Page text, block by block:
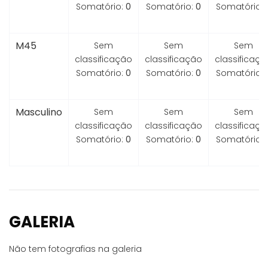
Somatório: 0
Somatório: 0
Somatório:
M45
Sem
classificação
Somatório: 0
Sem
classificação
Somatório: 0
Sem
Somatório:
Masculino
Sem
classificação
Somatório: 0
Sem
classificação
Somatório: 0
Sem
Somatório:
GALERIA
Não tem fotografias na galeria